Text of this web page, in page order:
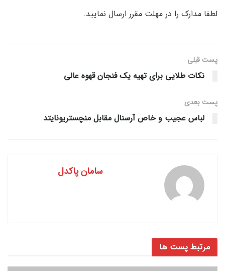
لطفا مدارک را در مهلت مقرر ارسال نمایید.
پست قبلی
نکات طلایی برای تهیه یک فنجان قهوه عالی
پست‌ بعدی
لباس عجیب و خاص آرسنال مقابل منچستریونایتد
سامان پاکدل
مرتبط پست ها